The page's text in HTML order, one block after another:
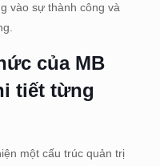
vào sự thành công và
của MB
tiết từng
một cấu trúc quản trị